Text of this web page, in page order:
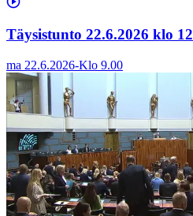
Täysistunto 22.6.2026 klo 12
ma 22.6.2026-Klo 9.00